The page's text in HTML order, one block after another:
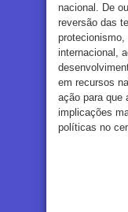
nacional. De
reversão das
protecionismo,
internacional,
em recursos
ação para que
implicações
políticas no